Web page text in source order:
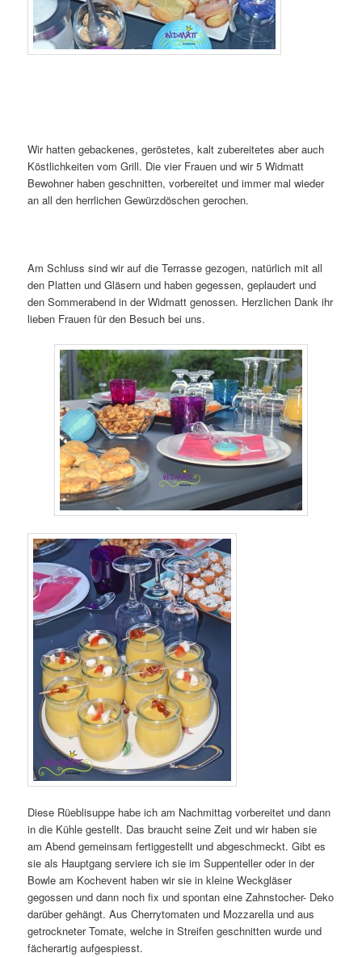
Wir hatten gebackenes, geröstetes, kalt zubereitetes aber auch
Köstlichkeiten vom Grill. Die vier Frauen und wir 5 Widmatt
Bewohner haben geschnitten, vorbereitet und immer mal wieder
an all den herrlichen Gewürzdöschen gerochen.
Am Schluss sind wir auf die Terrasse gezogen, natürlich mit all
den Platten und Gläsern und haben gegessen, geplaudert und
den Sommerabend in der Widmatt genossen. Herzlichen Dank ihr
lieben Frauen für den Besuch bei uns.
Diese Rüeblisuppe habe ich am Nachmittag vorbereitet und dann
in die Kühle gestellt. Das braucht seine Zeit und wir haben sie
am Abend gemeinsam fertiggestellt und abgeschmeckt. Gibt es
sie als Hauptgang serviere ich sie im Suppenteller oder in der
Bowle am Kochevent haben wir sie in kleine Weckgläser
gegossen und dann noch fix und spontan eine Zahnstocher- Deko
darüber gehängt. Aus Cherrytomaten und Mozzarella und aus
getrockneter Tomate, welche in Streifen geschnitten wurde und
fächerartig aufgespiesst.